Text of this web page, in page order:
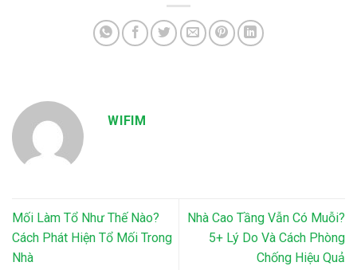
WIFIM
Mối Làm Tổ Như Thế Nào?
Cách Phát Hiện Tổ Mối Trong
Nhà
Nhà Cao Tầng Vẫn Có Muỗi?
5+ Lý Do Và Cách Phòng
Chống Hiệu Quả